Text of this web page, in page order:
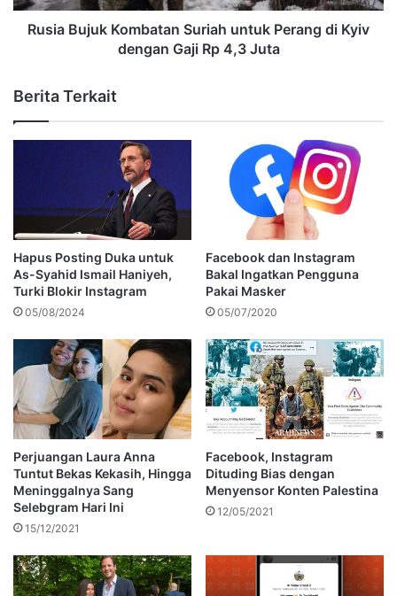
Rusia Bujuk Kombatan Suriah untuk Perang di Kyiv
dengan Gaji Rp 4,3 Juta
Berita Terkait
Hapus Posting Duka untuk
As-Syahid Ismail Haniyeh,
Turki Blokir Instagram
05/08/2024
Facebook dan Instagram
Bakal Ingatkan Pengguna
Pakai Masker
05/07/2020
Perjuangan Laura Anna
Tuntut Bekas Kekasih, Hingga
Meninggalnya Sang
Selebgram Hari Ini
15/12/2021
Facebook, Instagram
Dituding Bias dengan
Menyensor Konten Palestina
12/05/2021